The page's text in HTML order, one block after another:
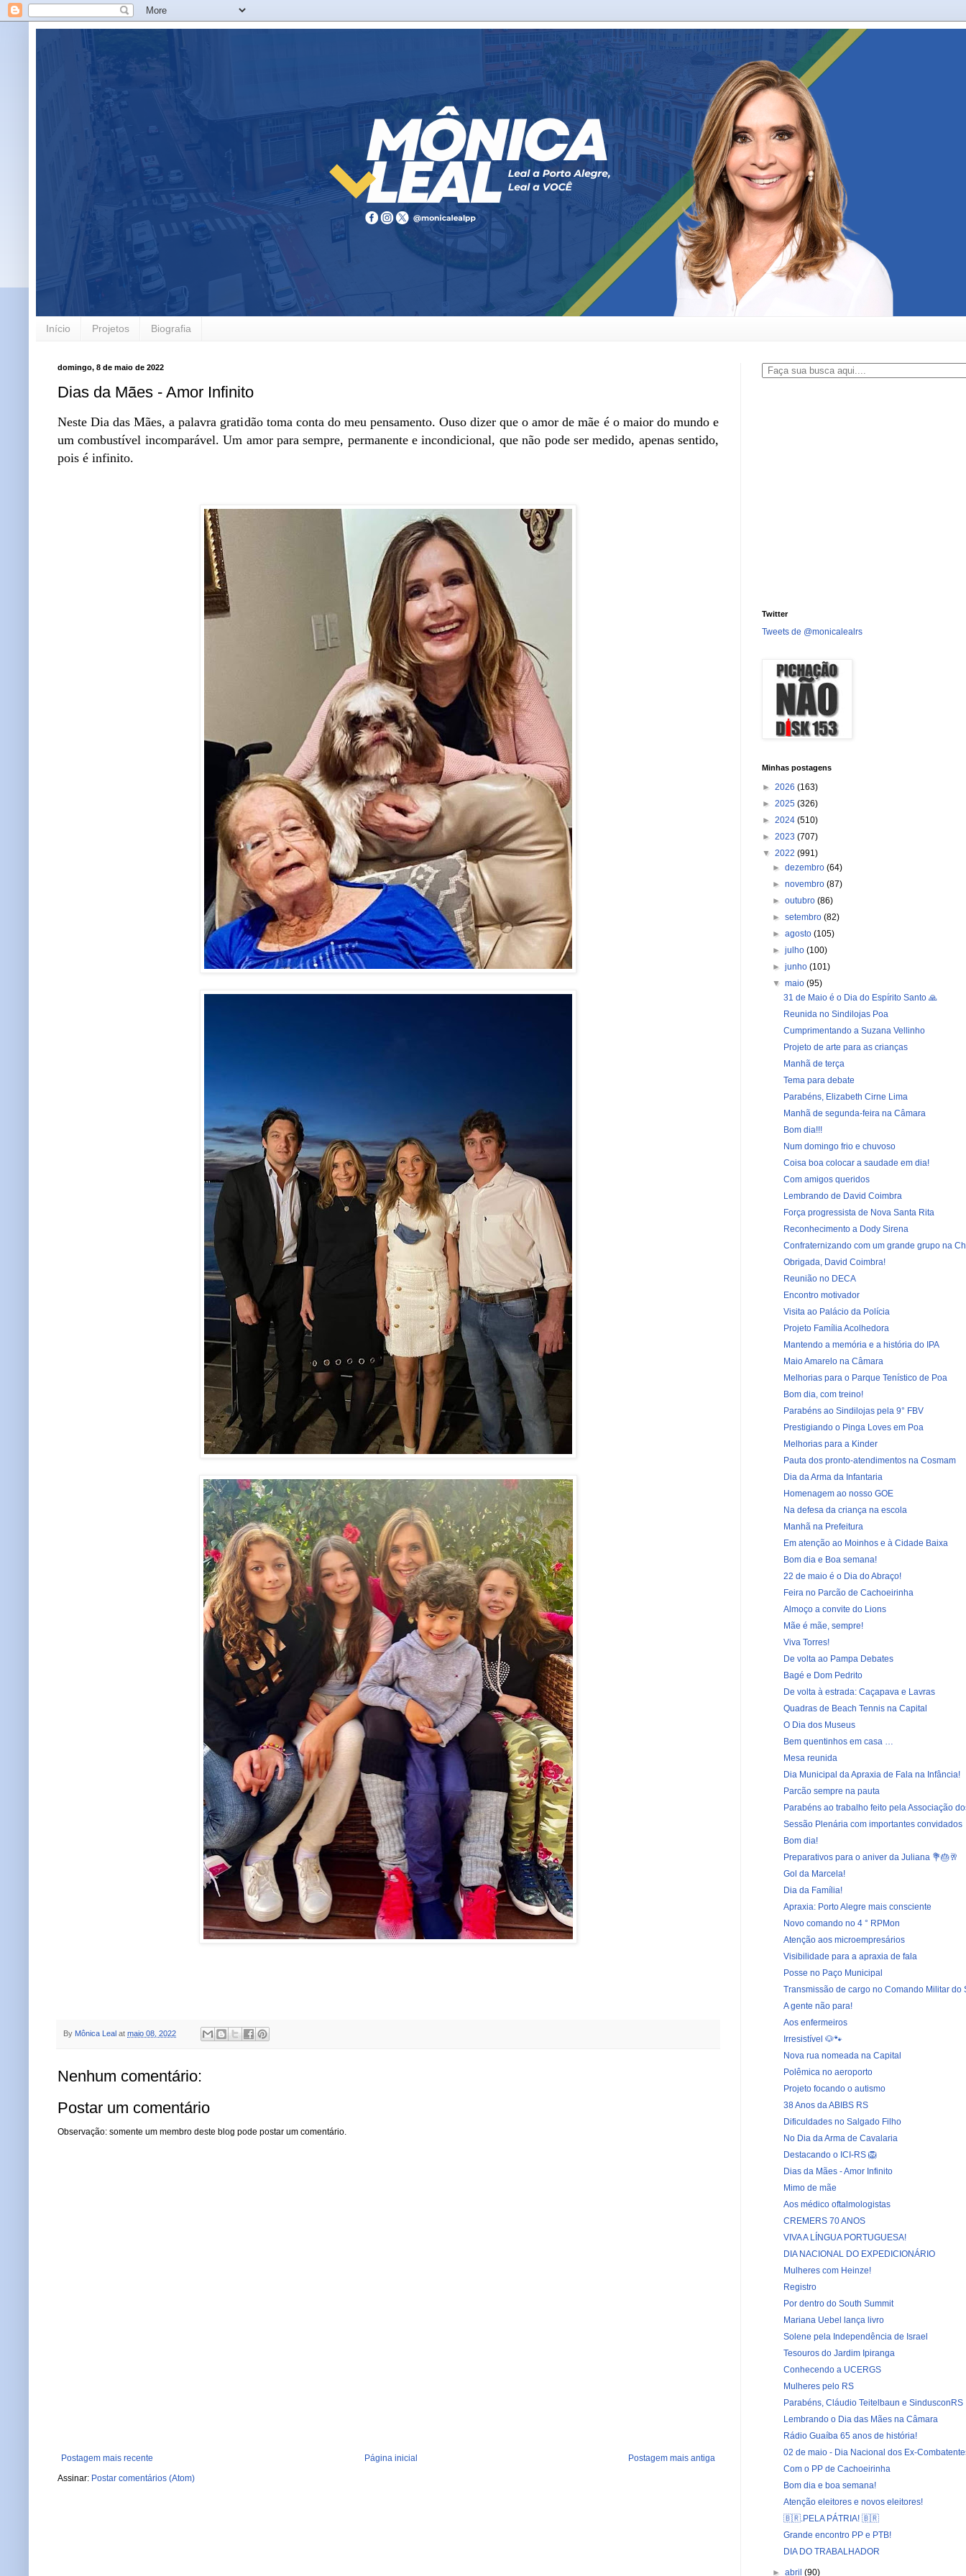
Início Projetos Biografia
domingo, 8 de maio de 2022
Dias da Mães - Amor Infinito
Neste Dia das Mães, a palavra gratidão toma conta do meu pensamento. Ouso dizer que o amor de mãe é o maior do mundo e
um combustível incomparável. Um amor para sempre, permanente e incondicional, que não pode ser medido, apenas sentido,
pois é infinito.
By Mônica Leal at maio 08, 2022
Nenhum comentário:
Postar um comentário
Observação: somente um membro deste blog pode postar um comentário.
Postagem mais recente Postagem mais antiga
Página inicial
Assinar: Postar comentários (Atom)
Twitter
Tweets de @monicalealrs
Minhas postagens
► 2026 (163)
► 2025 (326)
► 2024 (510)
► 2023 (707)
▼ 2022 (991)
►dezembro(64)
►novembro(87)
►outubro(86)
►setembro(82)
►agosto(105)
►julho(100)
►junho(101)
▼maio(95)
31 de Maio é o Dia do Espírito Santo 🙏
Reunida no Sindilojas Poa
Cumprimentando a Suzana Vellinho
Projeto de arte para as crianças
Manhã de terça
Tema para debate
Parabéns, Elizabeth Cirne Lima
Manhã de segunda-feira na Câmara
Bom dia!!!
Num domingo frio e chuvoso
Coisa boa colocar a saudade em dia!
Com amigos queridos
Lembrando de David Coimbra
Força progressista de Nova Santa Rita
Reconhecimento a Dody Sirena
Confraternizando com um grande grupo na
Obrigada, David Coimbra!
Reunião no DECA
Encontro motivador
Visita ao Palácio da Polícia
Projeto Família Acolhedora
Mantendo a memória e a história do IPA
Maio Amarelo na Câmara
Melhorias para o Parque Tenístico de Poa
Bom dia, com treino!
Parabéns ao Sindilojas pela 9° FBV
Prestigiando o Pinga Loves em Poa
Melhorias para a Kinder
Pauta dos pronto-atendimentos na Cosmam
Dia da Arma da Infantaria
Homenagem ao nosso GOE
Na defesa da criança na escola
Manhã na Prefeitura
Em atenção ao Moinhos e à Cidade Baixa
Bom dia e Boa semana!
22 de maio é o Dia do Abraço!
Feira no Parcão de Cachoeirinha
Almoço a convite do Lions
Mãe é mãe, sempre!
Viva Torres!
De volta ao Pampa Debates
Bagé e Dom Pedrito
De volta à estrada: Caçapava e Lavras
Quadras de Beach Tennis na Capital
O Dia dos Museus
Bem quentinhos em casa …
Mesa reunida
Dia Municipal da Apraxia de Fala na Infância!
Parcão sempre na pauta
Parabéns ao trabalho feito pela Associação
Sessão Plenária com importantes convidados
Bom dia!
Preparativos para o aniver da Juliana 💐🎂🥂
Gol da Marcela!
Dia da Família!
Apraxia: Porto Alegre mais consciente
Novo comando no 4 ° RPMon
Atenção aos microempresários
Visibilidade para a apraxia de fala
Posse no Paço Municipal
Transmissão de cargo no Comando Militar do
A gente não para!
Aos enfermeiros
Irresistível 🐶🐾
Nova rua nomeada na Capital
Polêmica no aeroporto
Projeto focando o autismo
38 Anos da ABIBS RS
Dificuldades no Salgado Filho
No Dia da Arma de Cavalaria
Destacando o ICI-RS 🦁
Dias da Mães - Amor Infinito
Mimo de mãe
Aos médico oftalmologistas
CREMERS 70 ANOS
VIVA A LÍNGUA PORTUGUESA!
DIA NACIONAL DO EXPEDICIONÁRIO
Mulheres com Heinze!
Registro
Por dentro do South Summit
Mariana Uebel lança livro
Solene pela Independência de Israel
Tesouros do Jardim Ipiranga
Conhecendo a UCERGS
Mulheres pelo RS
Parabéns, Cláudio Teitelbaun e SindusconRS
Lembrando o Dia das Mães na Câmara
Rádio Guaíba 65 anos de história!
02 de maio - Dia Nacional dos Ex-
Com o PP de Cachoeirinha
Bom dia e boa semana!
Atenção eleitores e novos eleitores!
🇧🇷.PELA PÁTRIA! 🇧🇷
Grande encontro PP e PTB!
DIA DO TRABALHADOR
►abril(90)